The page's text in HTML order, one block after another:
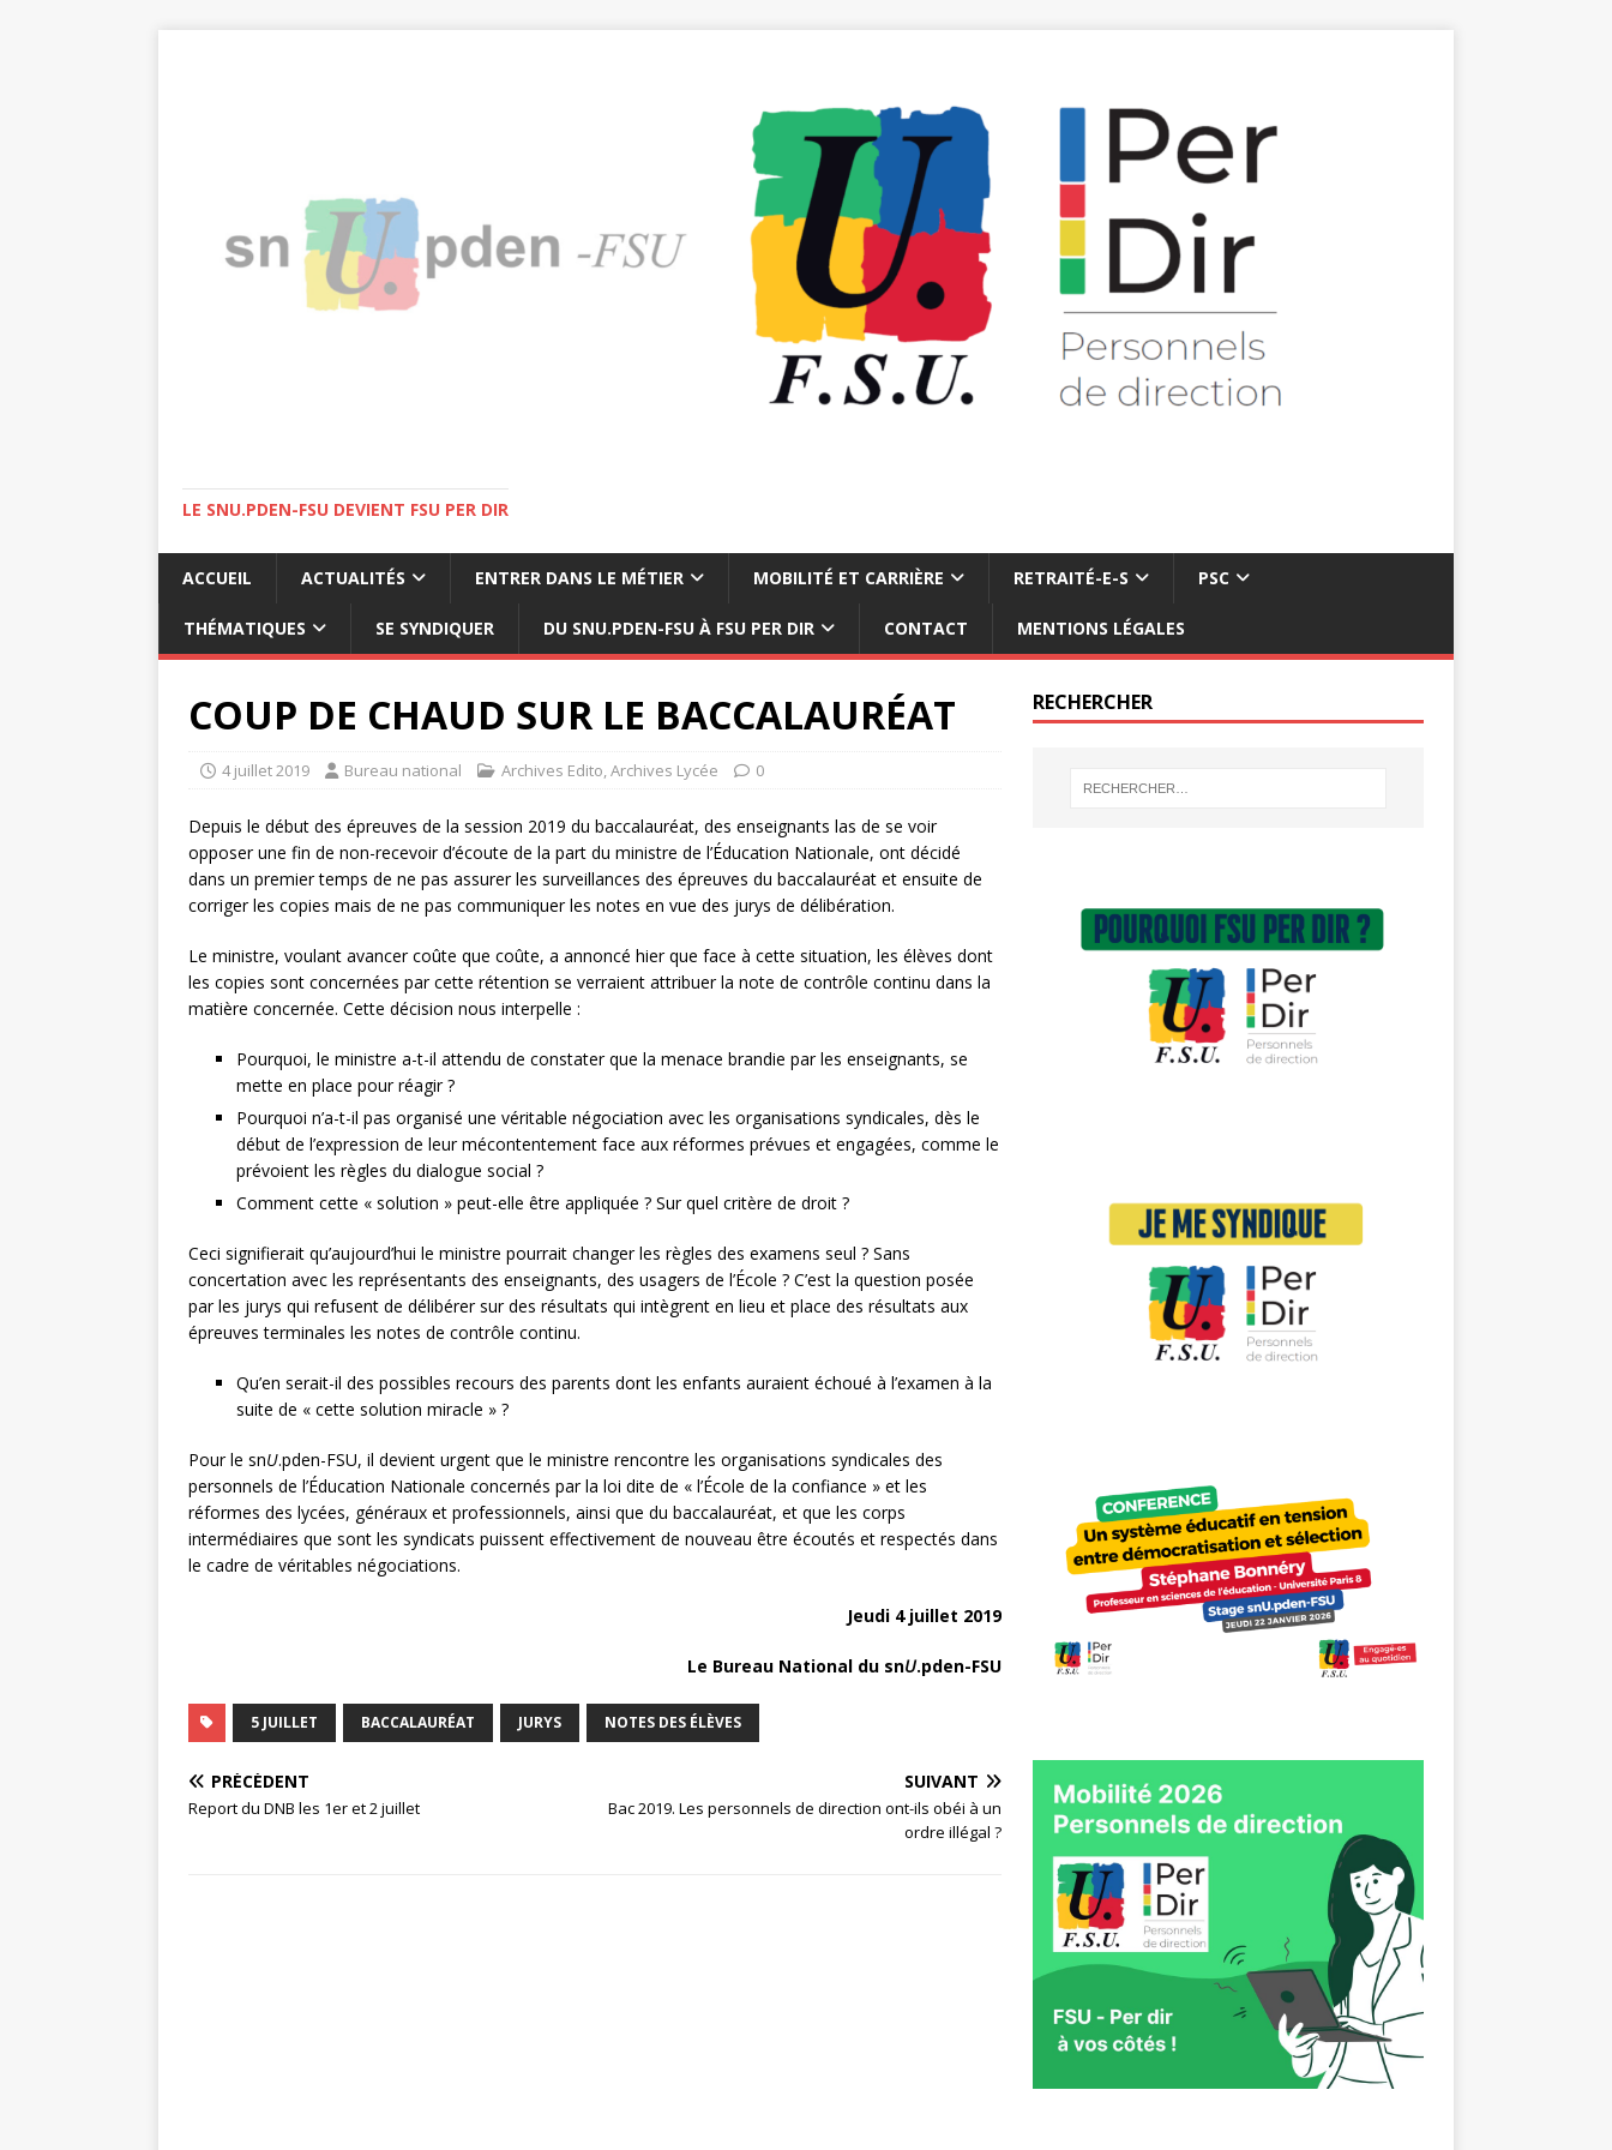
LE SNU.PDEN-FSU DEVIENT FSU PER DIR
ACCUEIL ACTUALITÉS ENTRER DANS LE MÉTIER MOBILITÉ ET CARRIÈRE RETRAITÉ-E-S PSC
THÉMATIQUES SE SYNDIQUER DU SNU.PDEN-FSU À FSU PER DIR CONTACT MENTIONS LÉGALES
COUP DE CHAUD SUR LE BACCALAURÉAT
4 juillet 2019 Bureau national Archives Edito,Archives Lycée 0
Depuis le début des épreuves de la session 2019 du baccalauréat, des enseignants las de se voir
opposer une fin de non-recevoir d’écoute de la part du ministre de l’Éducation Nationale, ont décidé
dans un premier temps de ne pas assurer les surveillances des épreuves du baccalauréat et ensuite de
corriger les copies mais de ne pas communiquer les notes en vue des jurys de délibération.
Le ministre, voulant avancer coûte que coûte, a annoncé hier que face à cette situation, les élèves dont
les copies sont concernées par cette rétention se verraient attribuer la note de contrôle continu dans la
matière concernée. Cette décision nous interpelle :
Pourquoi, le ministre a-t-il attendu de constater que la menace brandie par les enseignants, se
mette en place pour réagir ?
Pourquoi n’a-t-il pas organisé une véritable négociation avec les organisations syndicales, dès le
début de l’expression de leur mécontentement face aux réformes prévues et engagées, comme le
prévoient les règles du dialogue social ?
Comment cette « solution » peut-elle être appliquée ? Sur quel critère de droit ?
Ceci signifierait qu’aujourd’hui le ministre pourrait changer les règles des examens seul ? Sans
concertation avec les représentants des enseignants, des usagers de l’École ? C’est la question posée
par les jurys qui refusent de délibérer sur des résultats qui intègrent en lieu et place des résultats aux
épreuves terminales les notes de contrôle continu.
Qu’en serait-il des possibles recours des parents dont les enfants auraient échoué à l’examen à la
suite de « cette solution miracle » ?
Pour le snU.pden-FSU, il devient urgent que le ministre rencontre les organisations syndicales des
personnels de l’Éducation Nationale concernés par la loi dite de « l’École de la confiance » et les
réformes des lycées, généraux et professionnels, ainsi que du baccalauréat, et que les corps
intermédiaires que sont les syndicats puissent effectivement de nouveau être écoutés et respectés dans
le cadre de véritables négociations.
Jeudi 4 juillet 2019
Le Bureau National du snU.pden-FSU
5 JUILLET BACCALAURÉAT JURYS NOTES DES ÉLÈVES
PRÉCÉDENT
Report du DNB les 1er et 2 juillet
SUIVANT
Bac 2019. Les personnels de direction ont-ils obéi à un
ordre illégal ?
RECHERCHER